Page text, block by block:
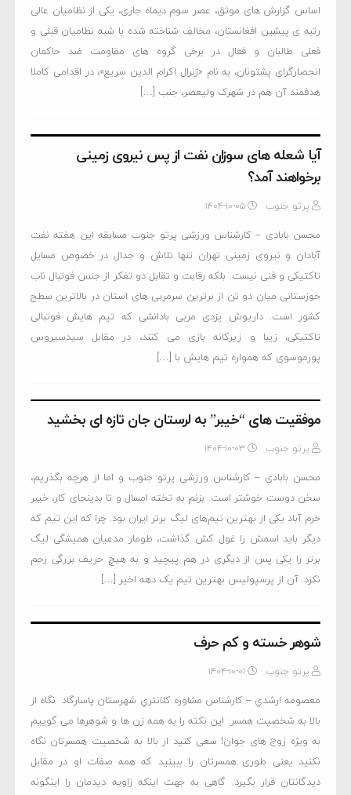
اساس گزارش های موثق، عصر سوم دیماه جاری، یکی از نظامیان عالی
رتبه ی پیشین افغانستان، مخالفِ شناخته شده با شبه نظامیان قبلی و
فعلی طالبان و فعال در برخی گروه های مقاومت ضد حاکمان
انحصارگرای پشتونان، به نام «ژنرال اکرام الدین سریع»، در اقدامی کاملا
هدفمند آن هم در شهرک ولیعصر، جنب […]
آیا شعله های سوزان نفت از پس نیروی زمینی
برخواهند آمد؟
پرتو جنوب ۱۴۰۴-۱۰-۰۵
محسن بابادی – کارشناس ورزشی پرتو جنوب مسابقه این هفته نفت
آبادان و نیروی زمینی تهران تنها تلاش و جدال در خصوص مسایل
تاکتیکی و فنی نیست. بلکه رقابت و تقابل دو تفکر از جنس فوتبال ناب
خوزستانی میان دو تن از برترین سرمربی های استان در بالاترین سطح
کشور است. داریوش یزدی مربی بادانشی که تیم هایش فوتبالی
تاکتیکی، زیبا و زیرکانه بازی می کنند، در مقابل سیدسیروس
پورموسوی که همواره تیم هایش با […]
موفقیت های “خیبر” به لرستان جان تازه ای بخشید
پرتو جنوب ۱۴۰۴-۱۰-۰۳
محسن بابادی – کارشناس ورزشی پرتو جنوب و اما از هرچه بگذریم،
سخن دوست خوشتر است. بزنم به تخته امسال و تا بدینجای کار، خیبر
خرم آباد یکی از بهترین تیم‌های لیگ برتر ایران بود. چرا که این تیم که
دیگر باید اسمش را غول کش گذاشت، طومار مدعیان همیشگی لیگ
برتر را یکی پس از دیگری در هم پیچید و به هیچ حریف بزرگی رحم
نکرد. آن از پرسپولیس بهترین تیم یک دهه اخیر […]
شوهر خسته و کم حرف
پرتو جنوب ۱۴۰۴-۱۰-۰۱
معصومه ارشدي – كارشناس مشاوره كلانتري شهرستان پاسارگاد نگاه از
بالا به شخصیت همسر: این نکته را به همه زن ها و شوهرها می گوییم
به ویژه زوج های جوان! سعی کنید از بالا به شخصیت همسرتان نگاه
نکنید یعنی طوری همسرتان را ببینید که همه صفات او در مقابل
دیدگانتان قرار بگیرد. گاهی به جهت اینکه زاویه دیدمان را اینگونه